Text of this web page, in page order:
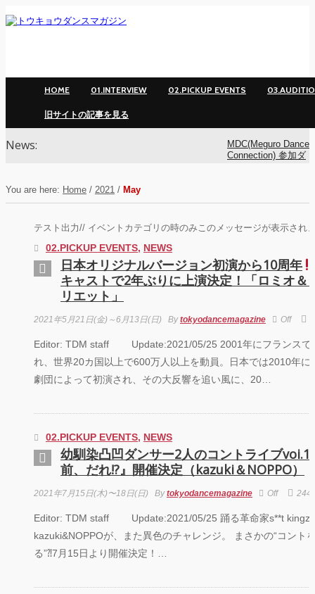
HOME 01.INTERVIEW 02.PICKUP EVENTS
旧サイトの記事を見る
News:
MDC(Meguro Dance
Connection) 参加ダ
MDC(Meguro Dance
アオイヤマダ&小栗
基裕(s**t kingz)出
芸術劇場『未練の幽
「円山町」―』
“心が動く瞬間”を集
めて。120人で過去
演『ANTENNA』
梅田宏明＋Somatic
公演「動態 ‒
KADOKAWA
You are here: Home / 2021 / May
テスト出力// イベントカテゴリの時のみこのメッセージが表示され
02.PICKUP EVENTS, NEWS
日本オリジナルバージョン初演から10周年
キャストで2年ぶりに上演決定！「ロミオ＆
リエット」
2021年5月21日(金)～6月13日(日) Bytokyodancemagazine Off
Editor: TDM staff Update:2021/05/25 2001年にフランスで
れ、世界20カ国以上で600万人以上を動員。日本では2010年に
劇団によって初演され、その大反響を追い風に、20…
02.PICKUP EVENTS, NEWS
幼馴染凸凹ダンサー2人のコントライブvoi.1
前、だれ!?』開催決定（kazuki＆NOPPO）
2021年7月15日(木)〜18日(日) Bytokyodancemagazine Off
Editor: TDM staff Update:2021/05/25 踊る革命家s**t kingz
kazuki&NOPPOが、また異色のチャレンジ。 まさかの“コント
る”⁈7月15日より開催決定！…